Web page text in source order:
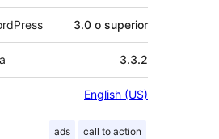
3.0 o superior
3.3.2
English (US)
ads call to action